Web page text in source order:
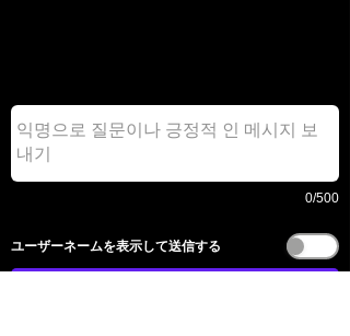
0/500
​ユーザーネームを表示して送信する